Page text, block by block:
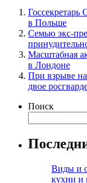
в Польше
Семью экс-
Масштабная
в Лондоне
При взрыве
двое
Поиск
Виды и
кухни и